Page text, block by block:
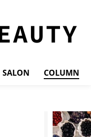
SALON COLUMN